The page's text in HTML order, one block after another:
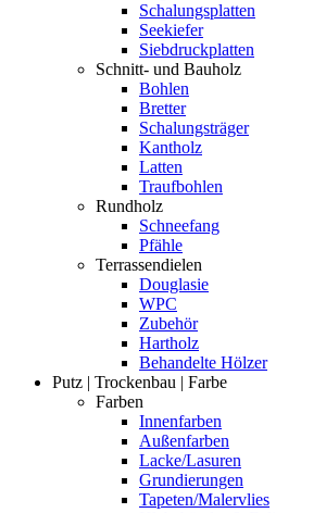
Schalungsplatten
Seekiefer
Siebdruckplatten
Schnitt- und Bauholz
Bohlen
Bretter
Schalungsträger
Kantholz
Latten
Traufbohlen
Rundholz
Schneefang
Pfähle
Terrassendielen
Douglasie
WPC
Zubehör
Hartholz
Behandelte Hölzer
Putz | Trockenbau | Farbe
Farben
Innenfarben
Außenfarben
Lacke/Lasuren
Grundierungen
Tapeten/Malervlies